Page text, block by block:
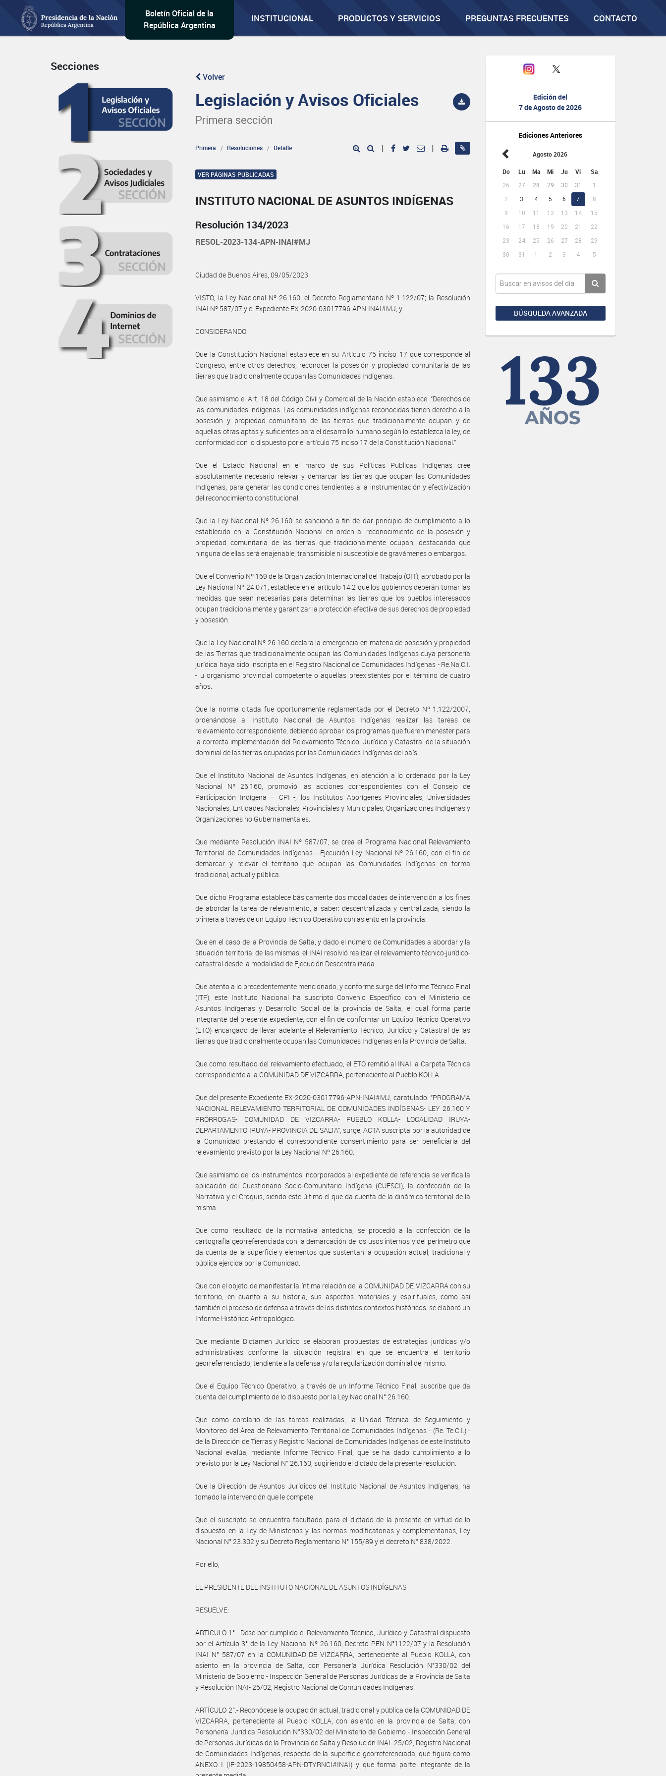
Boletín Oficial de la
República Argentina
INSTITUCIONAL PRODUCTOS Y SERVICIOS PREGUNTAS FRECUENTES CONTACTO
Edición del
7 de Agosto de 2026
Ediciones Anteriores
Agosto 2026
Do Lu Ma Mi Ju Vi Sa
26 27 28 29 30 31
1
2
3 4 5 6 7
8
9
10 11 12 13 14
15
16
17 18 19 20 21
22
23
24 25 26 27 28
29
30
31 1 2 3 4 5
BÚSQUEDA AVANZADA
Secciones
Volver
Legislación y Avisos Oficiales
Primera sección
Primera Resoluciones Detalle | |
VER PÁGINAS PUBLICADAS
INSTITUTO NACIONAL DE ASUNTOS INDÍGENAS
Resolución 134/2023
RESOL-2023-134-APN-INAI#MJ
Ciudad de Buenos Aires, 09/05/2023
VISTO, la Ley Nacional Nº 26.160, el Decreto Reglamentario Nº 1.122/07; la Resolución
INAI Nº 587/07 y el Expediente EX-2020-03017796-APN-INAI#MJ, y
CONSIDERANDO:
Que la Constitución Nacional establece en su Artículo 75 inciso 17 que corresponde al
Congreso, entre otros derechos, reconocer la posesión y propiedad comunitaria de las
tierras que tradicionalmente ocupan las Comunidades Indígenas.
Que asimismo el Art. 18 del Código Civil y Comercial de la Nación establece: “Derechos de
las comunidades indígenas. Las comunidades indígenas reconocidas tienen derecho a la
posesión y propiedad comunitaria de las tierras que tradicionalmente ocupan y de
aquellas otras aptas y suficientes para el desarrollo humano según lo establezca la ley, de
conformidad con lo dispuesto por el artículo 75 inciso 17 de la Constitución Nacional.”
Que el Estado Nacional en el marco de sus Políticas Publicas Indígenas cree
absolutamente necesario relevar y demarcar las tierras que ocupan las Comunidades
Indígenas, para generar las condiciones tendientes a la instrumentación y efectivización
del reconocimiento constitucional.
Que la Ley Nacional Nº 26.160 se sancionó a fin de dar principio de cumplimiento a lo
establecido en la Constitución Nacional en orden al reconocimiento de la posesión y
propiedad comunitaria de las tierras que tradicionalmente ocupan, destacando que
ninguna de ellas será enajenable, transmisible ni susceptible de gravámenes o embargos.
Que el Convenio Nº 169 de la Organización Internacional del Trabajo (OIT), aprobado por la
Ley Nacional Nº 24.071, establece en el artículo 14.2 que los gobiernos deberán tomar las
medidas que sean necesarias para determinar las tierras que los pueblos interesados
ocupan tradicionalmente y garantizar la protección efectiva de sus derechos de propiedad
y posesión.
Que la Ley Nacional Nº 26.160 declara la emergencia en materia de posesión y propiedad
de las Tierras que tradicionalmente ocupan las Comunidades Indígenas cuya personería
jurídica haya sido inscripta en el Registro Nacional de Comunidades Indígenas - Re.Na.C.I.
- u organismo provincial competente o aquellas preexistentes por el término de cuatro
años.
Que la norma citada fue oportunamente reglamentada por el Decreto Nº 1.122/2007,
ordenándose al Instituto Nacional de Asuntos Indígenas realizar las tareas de
relevamiento correspondiente, debiendo aprobar los programas que fueren menester para
la correcta implementación del Relevamiento Técnico, Jurídico y Catastral de la situación
dominial de las tierras ocupadas por las Comunidades Indígenas del país.
Que el Instituto Nacional de Asuntos Indígenas, en atención a lo ordenado por la Ley
Nacional Nº 26.160, promovió las acciones correspondientes con el Consejo de
Participación Indígena – CPI -, los Institutos Aborígenes Provinciales, Universidades
Nacionales, Entidades Nacionales, Provinciales y Municipales, Organizaciones Indígenas y
Organizaciones no Gubernamentales.
Que mediante Resolución INAI Nº 587/07, se crea el Programa Nacional Relevamiento
Territorial de Comunidades Indígenas - Ejecución Ley Nacional Nº 26.160, con el fin de
demarcar y relevar el territorio que ocupan las Comunidades Indígenas en forma
tradicional, actual y pública.
Que dicho Programa establece básicamente dos modalidades de intervención a los fines
de abordar la tarea de relevamiento, a saber: descentralizada y centralizada, siendo la
primera a través de un Equipo Técnico Operativo con asiento en la provincia.
Que en el caso de la Provincia de Salta, y dado el número de Comunidades a abordar y la
situación territorial de las mismas, el INAI resolvió realizar el relevamiento técnico-jurídico-
catastral desde la modalidad de Ejecución Descentralizada.
Que atento a lo precedentemente mencionado, y conforme surge del Informe Técnico Final
(ITF), este Instituto Nacional ha suscripto Convenio Específico con el Ministerio de
Asuntos Indígenas y Desarrollo Social de la provincia de Salta, el cual forma parte
integrante del presente expediente; con el fin de conformar un Equipo Técnico Operativo
(ETO) encargado de llevar adelante el Relevamiento Técnico, Jurídico y Catastral de las
tierras que tradicionalmente ocupan las Comunidades Indígenas en la Provincia de Salta.
Que como resultado del relevamiento efectuado, el ETO remitió al INAI la Carpeta Técnica
correspondiente a la COMUNIDAD DE VIZCARRA, perteneciente al Pueblo KOLLA.
Que del presente Expediente EX-2020-03017796-APN-INAI#MJ, caratulado: “PROGRAMA
NACIONAL RELEVAMIENTO TERRITORIAL DE COMUNIDADES INDÍGENAS- LEY 26.160 Y
PRÓRROGAS- COMUNIDAD DE VIZCARRA- PUEBLO KOLLA- LOCALIDAD IRUYA-
DEPARTAMENTO IRUYA- PROVINCIA DE SALTA”, surge, ACTA suscripta por la autoridad de
la Comunidad prestando el correspondiente consentimiento para ser beneficiaria del
relevamiento previsto por la Ley Nacional Nº 26.160.
Que asimismo de los instrumentos incorporados al expediente de referencia se verifica la
aplicación del Cuestionario Socio-Comunitario Indígena (CUESCI), la confección de la
Narrativa y el Croquis, siendo este último el que da cuenta de la dinámica territorial de la
misma.
Que como resultado de la normativa antedicha, se procedió a la confección de la
cartografía georreferenciada con la demarcación de los usos internos y del perímetro que
da cuenta de la superficie y elementos que sustentan la ocupación actual, tradicional y
pública ejercida por la Comunidad.
Que con el objeto de manifestar la íntima relación de la COMUNIDAD DE VIZCARRA con su
territorio, en cuanto a su historia, sus aspectos materiales y espirituales, como así
también el proceso de defensa a través de los distintos contextos históricos, se elaboró un
Informe Histórico Antropológico.
Que mediante Dictamen Jurídico se elaboran propuestas de estrategias jurídicas y/o
administrativas conforme la situación registral en que se encuentra el territorio
georreferrenciado, tendiente a la defensa y/o la regularización dominial del mismo.
Que el Equipo Técnico Operativo, a través de un Informe Técnico Final, suscribe que da
cuenta del cumplimiento de lo dispuesto por la Ley Nacional N° 26.160.
Que como corolario de las tareas realizadas, la Unidad Técnica de Seguimiento y
Monitoreo del Área de Relevamiento Territorial de Comunidades Indígenas - (Re. Te.C.I.) -
de la Dirección de Tierras y Registro Nacional de Comunidades Indígenas de este Instituto
Nacional evalúa, mediante Informe Técnico Final, que se ha dado cumplimiento a lo
previsto por la Ley Nacional N° 26.160, sugiriendo el dictado de la presente resolución.
Que la Dirección de Asuntos Jurídicos del Instituto Nacional de Asuntos Indígenas, ha
tomado la intervención que le compete.
Que el suscripto se encuentra facultado para el dictado de la presente en virtud de lo
dispuesto en la Ley de Ministerios y las normas modificatorias y complementarias, Ley
Nacional N° 23.302 y su Decreto Reglamentario N° 155/89 y el decreto N° 838/2022.
Por ello,
EL PRESIDENTE DEL INSTITUTO NACIONAL DE ASUNTOS INDÍGENAS
RESUELVE:
ARTICULO 1°.- Dése por cumplido el Relevamiento Técnico, Jurídico y Catastral dispuesto
por el Artículo 3° de la Ley Nacional Nº 26.160, Decreto PEN N°1122/07 y la Resolución
INAI N° 587/07 en la COMUNIDAD DE VIZCARRA, perteneciente al Pueblo KOLLA, con
asiento en la provincia de Salta, con Personería Jurídica Resolución N°330/02 del
Ministerio de Gobierno - Inspección General de Personas Jurídicas de la Provincia de Salta
y Resolución INAI- 25/02, Registro Nacional de Comunidades Indígenas.
ARTÍCULO 2°.- Reconócese la ocupación actual, tradicional y pública de la COMUNIDAD DE
VIZCARRA, perteneciente al Pueblo KOLLA, con asiento en la provincia de Salta, con
Personería Jurídica Resolución N°330/02 del Ministerio de Gobierno - Inspección General
de Personas Jurídicas de la Provincia de Salta y Resolución INAI- 25/02, Registro Nacional
de Comunidades Indígenas, respecto de la superficie georreferenciada, que figura como
ANEXO I (IF-2023-19850458-APN-DTYRNCI#INAI) y que forma parte integrante de la